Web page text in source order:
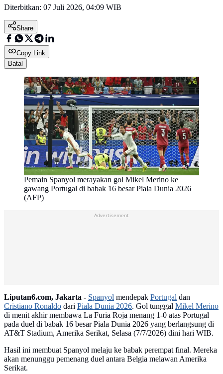
Diterbitkan: 07 Juli 2026, 04:09 WIB
Share
Copy Link
Batal
Pemain Spanyol merayakan gol Mikel Merino ke
gawang Portugal di babak 16 besar Piala Dunia 2026
(AFP)
Advertisement
Liputan6.com, Jakarta - Spanyol mendepak Portugal dan
Cristiano Ronaldo dari Piala Dunia 2026. Gol tunggal Mikel Merino
di menit akhir membawa La Furia Roja menang 1-0 atas Portugal
pada duel di babak 16 besar Piala Dunia 2026 yang berlangsung di
AT&T Stadium, Amerika Serikat, Selasa (7/7/2026) dini hari WIB.
Hasil ini membuat Spanyol melaju ke babak perempat final. Mereka
akan menunggu pemenang duel antara Belgia melawan Amerika
Serikat.